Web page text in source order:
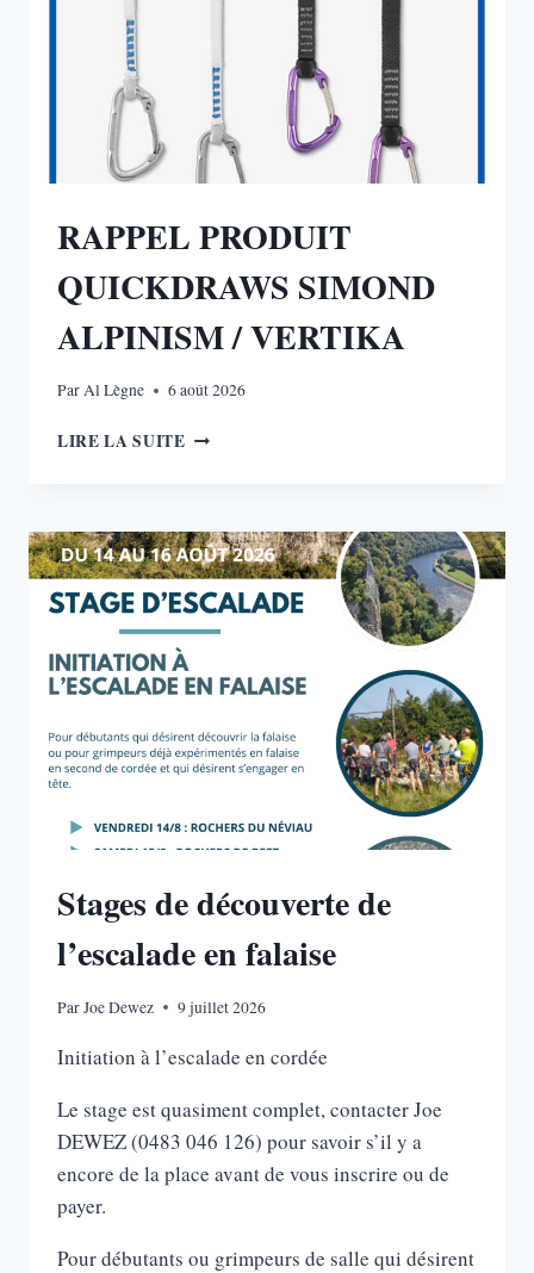
RAPPEL PRODUIT
QUICKDRAWS SIMOND
ALPINISM / VERTIKA
ParAl Lègne 6 août 2026
LIRE LA SUITE RAPPEL
ALPINISM
/
VERTIKA
Stages de découverte de
l’escalade en falaise
ParJoe Dewez 9 juillet 2026
Initiation à l’escalade en cordée
Le stage est quasiment complet, contacter Joe
DEWEZ (0483 046 126) pour savoir s’il y a
encore de la place avant de vous inscrire ou de
payer.
Pour débutants ou grimpeurs de salle qui désirent